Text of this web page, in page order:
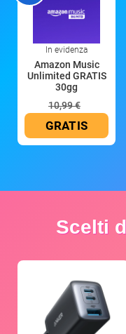
In evidenza
Amazon Music
Unlimited GRATIS
30gg
10,99 €
GRATIS
Scelti